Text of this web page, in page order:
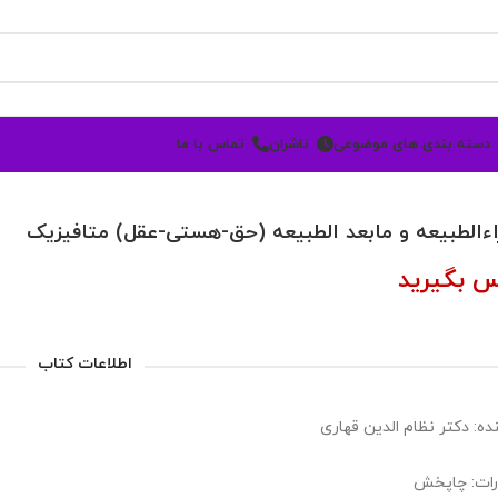
دسته بندی های موضوعی ناشران تماس با ما
و مابعد الطبیعه (حق-هستی-عقل) متافیزیک
بگیرید
اطلاعات کتاب
دکتر نظام الدین قهاری
چاپخش